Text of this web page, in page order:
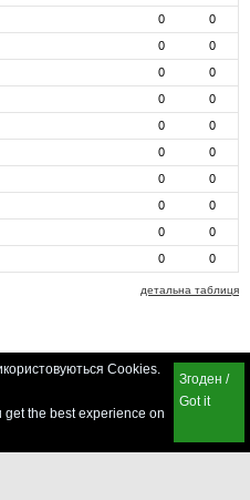
0
0
0
0
0
0
0
0
0
0
0
0
0
0
0
0
0
0
0 0
детальна таблиця
Cookies.
the best experience on
Згоден /
Got it